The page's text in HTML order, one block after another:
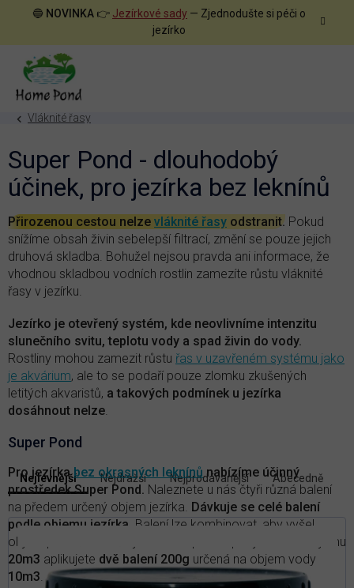
🔵 NOVINKA 👉 Jezírkové sady — Zjednodušte si péči o
jezírko
Vláknité řasy
Super Pond - dlouhodobý
účinek, pro jezírka bez leknínů
Přirozenou cestou nelze vláknité řasy odstranit. Pokud
snížíme obsah živin sebelepší filtrací, změní se pouze jejich
druhová skladba. Bohužel nejsou pravda ani informace, že
vhodnou skladbou vodních rostlin zamezíte růstu vláknité
řasy v jezírku.
Jezírko je otevřený systém, kde neovlivníme intenzitu
slunečního svitu, teplotu vody a spad živin do vody.
Rostliny mohou zamezit růstu řas v uzavřeném systému jako
je akvárium, ale to se podaří pouze zlomku zkušených
letitých akvaristů, a takových podmínek u jezírka
dosáhnout nelze
Super Pond
Pro jezírkabez okrasných leknínů nabízíme účinný
prostředek Super Pond. Naleznete u nás čtyři různá balení
na předem určený objem jezírka. Dávkuje se celé balení
podle objemu jezírka. Balení lze kombinovat, aby vyšel
objem přesně na vaše jezírko. Například pro jezírko o objemu
20m3 aplikujete dvě balení 200g určená na objem vody
10m3
Ř
a
e
n
í
p
Nejlevnější Nejdražší Nejprodávanější Abecedně
V
ý
p
i
s
p
r